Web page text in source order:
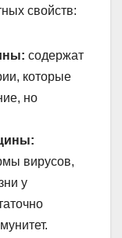
свойств:
содержат
которые
но
вирусов,
у